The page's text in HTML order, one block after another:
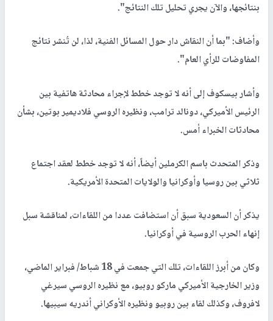
بنتائجها، والآن يجري تحليل تلك النتائج".
وأضاف: "بما أن النقاش دار حول المسائل الفنية، لذا، لن تُنشر نتائج
المفاوضات للرأي العام".
وأشار بيسكوف إلى أنه لا توجد خطط لإجراء محادثة هاتفية بين
الرئيس الأميركي، دونالد ترامب، ونظيره الروسي فلاديمير بوتين، بشأن
محادثات الخبراء أمس.
وذكر المتحدث باسم الكرملين أيضاً، أنه لا توجد خطط لعقد اجتماع
ثلاثي بين روسيا وأوكرانيا والولايات المتحدة الأمريكية.
يذكر أن السعودية سبق أن استضافت عددا من اللقاءات، لمناقشة سبل
إنهاء الحرب الروسية في أوكرانيا.
وكان من أبرز اللقاءات، تلك التي جمعت في 18 شباط/ فبراير الماضي،
وزير الخارجية الأميركي ماركو روبيو، مع نظيره الروسي سيرغي
لافروف، وكذلك لقاء بين روبيو ونظيره الأوكراني أندريه سيبيها.